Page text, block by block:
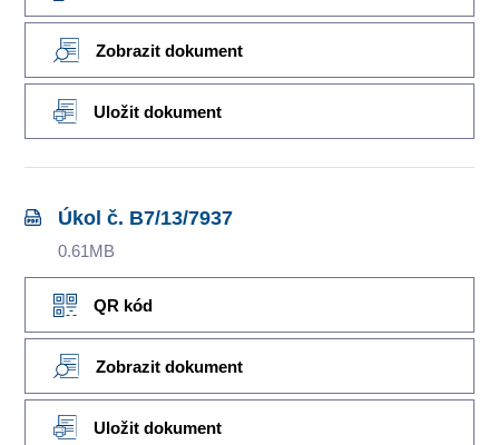
Zobrazit dokument
Uložit dokument
Úkol č. B7/13/7937
0.61MB
QR kód
Zobrazit dokument
Uložit dokument